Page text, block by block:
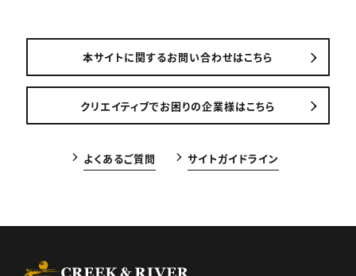
本サイトに関するお問い合わせはこちら
クリエイティブでお困りの企業様はこちら
よくあるご質問 サイトガイドライン